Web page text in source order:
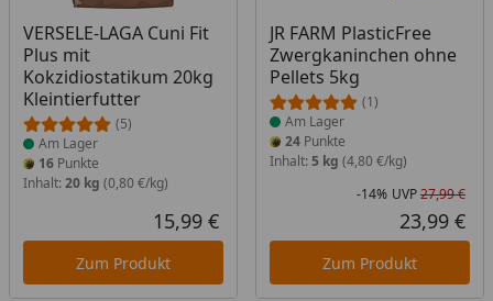
VERSELE-LAGA Cuni Fit
Plus mit
Kokzidiostatikum 20kg
Kleintierfutter
(5)
Produkt am Lager
Am Lager
16 Punkte
Inhalt: 20 kg (0,80 €/kg)
Aktueller Preis
15,99 €
Zum Produkt
JR FARM PlasticFree
Zwergkaninchen ohne
Pellets 5kg
(1)
Produkt am Lager
Am Lager
24Punkte
Inhalt: 5 kg (4,80 €/kg)
-14% UVP27,99 €
23,99 €
Zum Produkt